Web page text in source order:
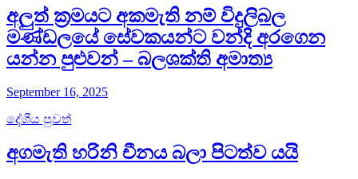
අලුත් ක්‍රමයට අකමැති නම් විදුලිබල
මණ්ඩලයේ සේවකයන්ට වන්දි අරගෙන
යන්න පුළුවන් – බලශක්ති අමාත්‍ය
September 16, 2025
දේශීය පුවත්
අගමැති හරිනි චීනය බලා පිටත්ව යයි